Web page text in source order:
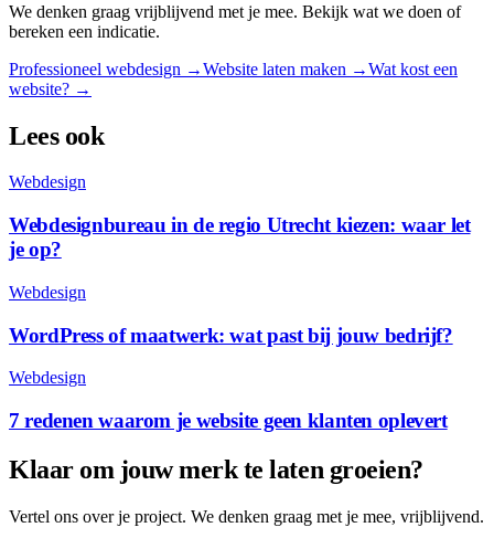
We denken graag vrijblijvend met je mee. Bekijk wat we doen of
bereken een indicatie.
Professioneel webdesign →Website laten maken →Wat kost een
website? →
Lees ook
Webdesign
Webdesignbureau in de regio Utrecht kiezen: waar let
je op?
Webdesign
WordPress of maatwerk: wat past bij jouw bedrijf?
Webdesign
7 redenen waarom je website geen klanten oplevert
Klaar om jouw merk te laten groeien?
Vertel ons over je project. We denken graag met je mee, vrijblijvend.